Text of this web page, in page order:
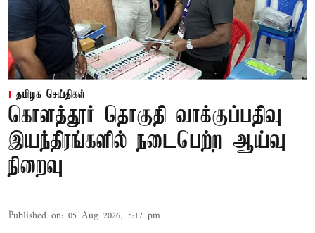
தமிழக செய்திகள்
கொளத்தூர் தொகுதி வாக்குப்பதிவு
இயந்திரங்களில் நடைபெற்ற ஆய்வு
நிறைவு
Published on: 05 Aug 2026, 5:17 pm